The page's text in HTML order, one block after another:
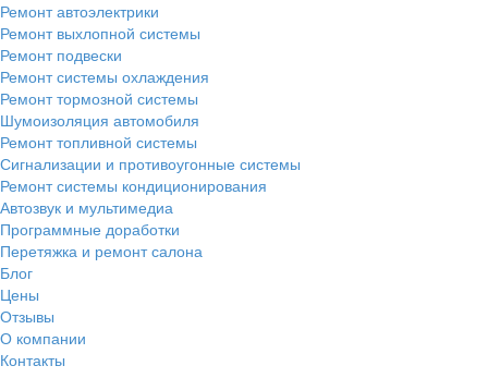
Ремонт автоэлектрики
Ремонт выхлопной системы
Ремонт подвески
Ремонт системы охлаждения
Ремонт тормозной системы
Шумоизоляция автомобиля
Ремонт топливной системы
Сигнализации и противоугонные системы
Ремонт системы кондиционирования
Автозвук и мультимедиа
Программные доработки
Перетяжка и ремонт салона
Блог
Цены
Отзывы
О компании
Контакты